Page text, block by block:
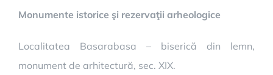
Monumente istorice şi rezervaţii arheologice
Localitatea Basarabasa – biserică din lemn,
monument de arhitectură, sec. XIX.